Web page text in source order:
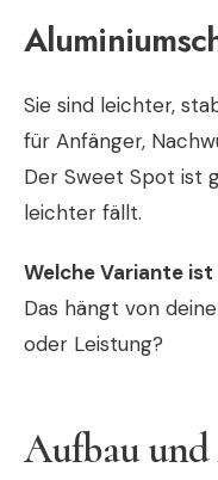
Sie sind leichter,
für Anfänger,
Der Sweet Spot ist
leichter fällt.
Welche Variante ist
Das hängt von
oder Leistung?
Aufbau und